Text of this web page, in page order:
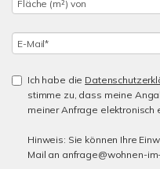
Ich habe die
stimme zu, dass meine
meiner Anfrage elektronisch
Hinweis: Sie können Ihre
Mail an anfrage@wohnen-